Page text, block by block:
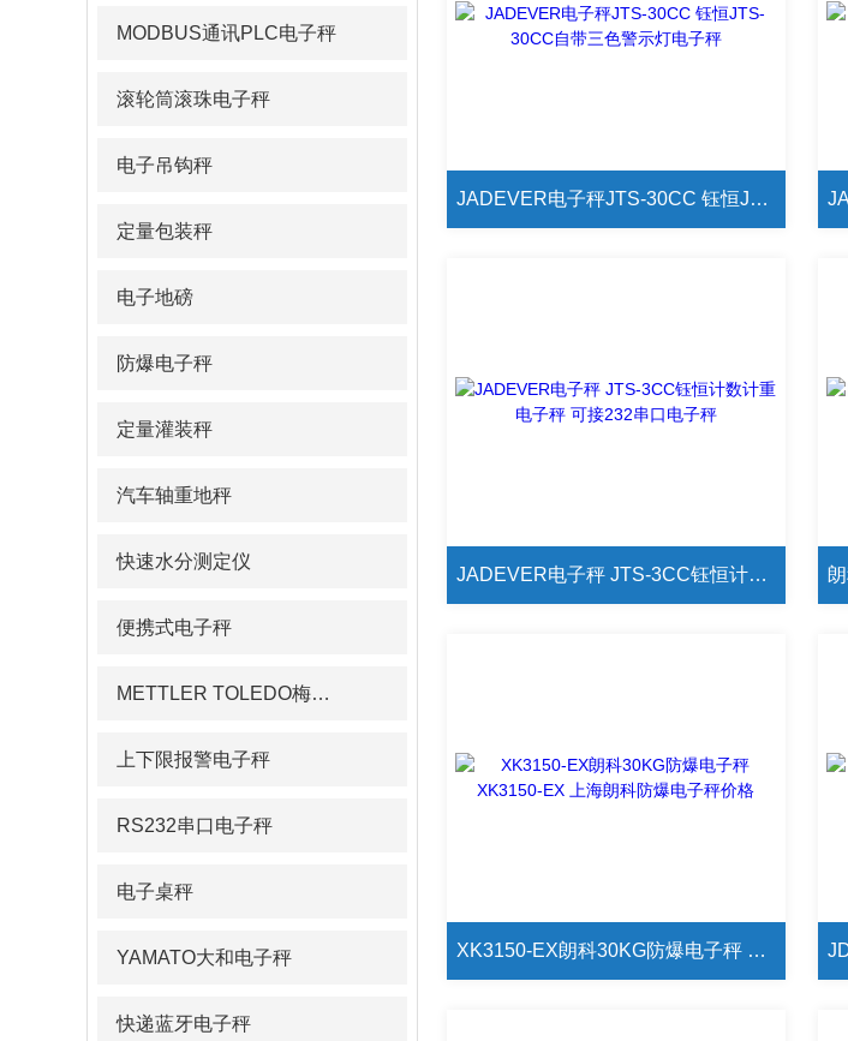
MODBUS通讯PLC电子秤
滚轮筒滚珠电子秤
电子吊钩秤
定量包装秤
电子地磅
防爆电子秤
定量灌装秤
汽车轴重地秤
快速水分测定仪
便携式电子秤
METTLER TOLEDO梅特勒pH计/电导率仪
上下限报警电子秤
RS232串口电子秤
电子桌秤
YAMATO大和电子秤
快递蓝牙电子秤
JADEVER电子秤JTS-30CC 钰恒JTS-30CC自带三色警示灯电子秤
JADEVER电子秤 JTS-3CC钰恒计数计重电子秤 可接232串口电子秤
XK3150-EX朗科30KG防爆电子秤 XK3150-EX 上海朗科防爆电子秤价格